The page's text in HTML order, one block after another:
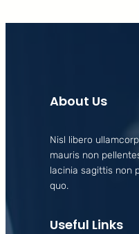
About Us
Nisl libero
mauris non
lacinia sagittis non
quo.
Useful Links